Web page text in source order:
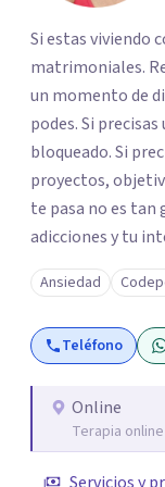
Si estas viviendo
matrimoniales.
un momento de
podes. Si
bloqueado. Si
proyectos,
te pasa no es tan
adicciones y tu
pasando. No dudes en comunicarte a fin de comenzar a
resolver la
Ansiedad
Teléfono
Online
Terapia online